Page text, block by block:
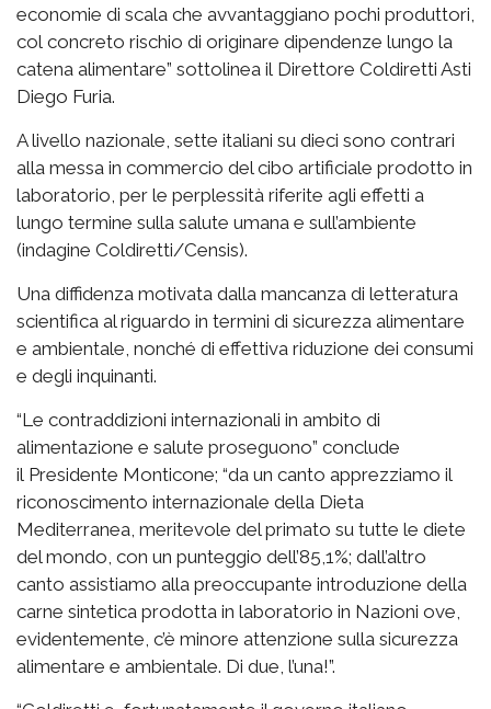
economie di scala che avvantaggiano pochi produttori,
col concreto rischio di originare dipendenze lungo la
catena alimentare” sottolinea il Direttore Coldiretti Asti
Diego Furia.
A livello nazionale, sette italiani su dieci sono contrari
alla messa in commercio del cibo artificiale prodotto in
laboratorio, per le perplessità riferite agli effetti a
lungo termine sulla salute umana e sull’ambiente
(indagine Coldiretti/Censis).
Una diffidenza motivata dalla mancanza di letteratura
scientifica al riguardo in termini di sicurezza alimentare
e ambientale, nonché di effettiva riduzione dei consumi
e degli inquinanti.
“Le contraddizioni internazionali in ambito di
alimentazione e salute proseguono” conclude
il Presidente Monticone; “da un canto apprezziamo il
riconoscimento internazionale della Dieta
Mediterranea, meritevole del primato su tutte le diete
del mondo, con un punteggio dell’85,1%; dall’altro
canto assistiamo alla preoccupante introduzione della
carne sintetica prodotta in laboratorio in Nazioni ove,
evidentemente, c’è minore attenzione sulla sicurezza
alimentare e ambientale. Di due, l’una!”.